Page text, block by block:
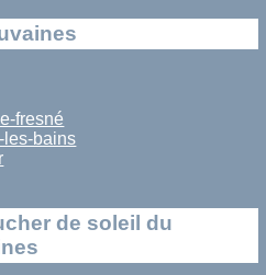
fresné
les-bains
de soleil du